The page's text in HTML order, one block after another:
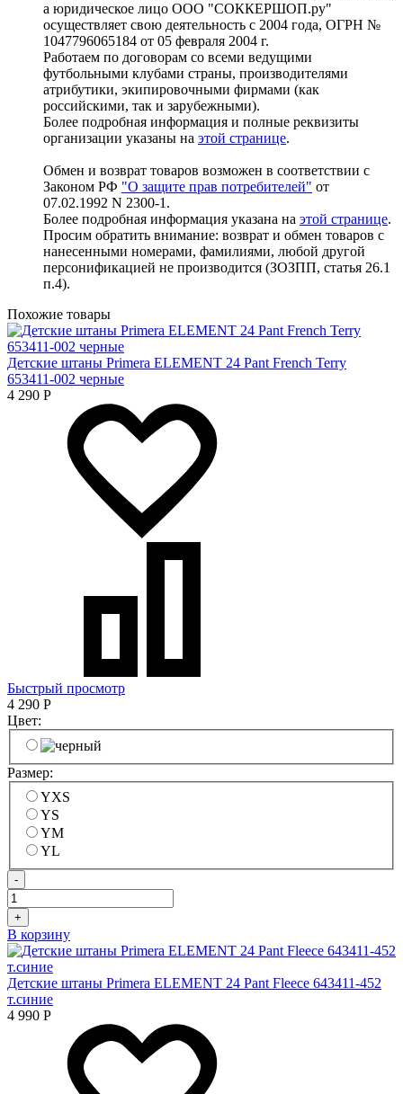
а юридическое лицо ООО "СОККЕРШОП.ру"
осуществляет свою деятельность с 2004 года, ОГРН №
1047796065184 от 05 февраля 2004 г.
Работаем по договорам со всеми ведущими
футбольными клубами страны, производителями
атрибутики, экипировочными фирмами (как
российскими, так и зарубежными).
Более подробная информация и полные реквизиты
организации указаны на этой странице.
Обмен и возврат товаров возможен в соответствии с
Законом РФ "О защите прав потребителей" от
07.02.1992 N 2300-1.
Более подробная информация указана на этой странице.
Просим обратить внимание: возврат и обмен товаров с
нанесенными номерами, фамилиями, любой другой
персонификацией не производится (ЗОЗПП, статья 26.1
п.4).
Похожие товары
Детские штаны Primera ELEMENT 24 Pant French Terry
653411-002 черные
4 290 Р
Быстрый просмотр
4 290 Р
Цвет:
Размер:
YXS
YS
YM
YL
-
+
В корзину
Детские штаны Primera ELEMENT 24 Pant Fleece 643411-452
т.синие
4 990 Р